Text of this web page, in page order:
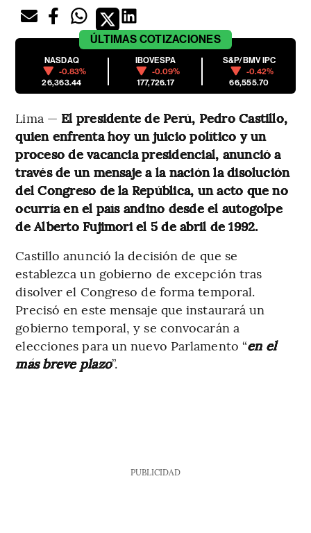
ÚLTIMAS COTIZACIONES
NASDAQ
-0.83%
26,363.44
IBOVESPA
-0.09%
177,726.17
S&P/BMV IPC
-0.42%
66,555.70
Lima — El presidente de Perú, Pedro Castillo,
quien enfrenta hoy un juicio político y un
proceso de vacancia presidencial, anunció a
través de un mensaje a la nación la disolución
del Congreso de la República, un acto que no
ocurría en el país andino desde el autogolpe
de Alberto Fujimori el 5 de abril de 1992.
Castillo anunció la decisión de que se
establezca un gobierno de excepción tras
disolver el Congreso de forma temporal.
Precisó en este mensaje que instaurará un
gobierno temporal, y se convocarán a
elecciones para un nuevo Parlamento “en el
más breve plazo”.
PUBLICIDAD